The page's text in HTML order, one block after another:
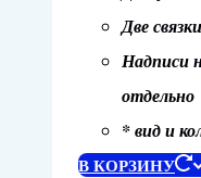
Две
Надписи
отдельно
* вид и
В КОРЗИНУ